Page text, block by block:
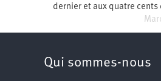
SNCF
Vidéos
dernier et aux quatre
Qui sommes-nous